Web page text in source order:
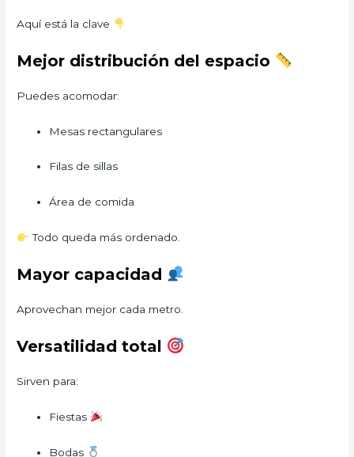
Aquí está la clave
Mejor distribución del espacio
Puedes acomodar:
Mesas rectangulares
Filas de sillas
Área de comida
Todo queda más ordenado.
Mayor capacidad
Aprovechan mejor cada metro.
Versatilidad total
Sirven para:
Fiestas
Bodas